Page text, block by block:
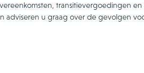
transitievergoedingen en
adviseren u graag over de gevolgen